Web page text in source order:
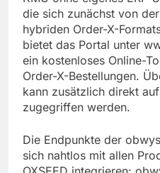
die sich zunächst von
hybriden Order-X-
bietet das Portal unter
ein kostenloses Online-
Order-X-Bestellungen.
kann zusätzlich direkt
zugegriffen werden.
Die Endpunkte der
sich nahtlos mit allen